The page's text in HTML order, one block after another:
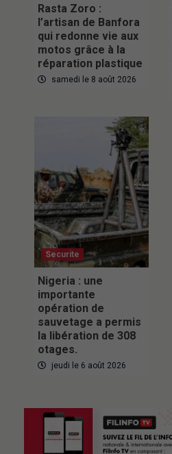
Rasta Zoro :
l’artisan de Banfora
qui redonne vie aux
motos grâce à la
réparation plastique
samedi le 8 août 2026
Securite
Nigeria : une
importante
opération de
sauvetage a permis
la libération de 308
otages.
jeudi le 6 août 2026